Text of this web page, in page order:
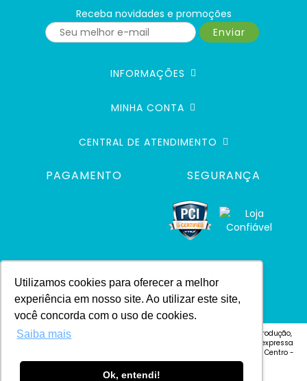
Utilizamos cookies para oferecer a melhor
experiência em nosso site. Ao utilizar este site,
você concorda com o uso de cookies.
Saiba mais
Ok, entendi!
Receba novidades e promoções
Enviar
INFORMAÇÕES
MINHA CONTA
CENTRAL DE ATENDIMENTO
PAGAMENTO SEGURANÇA
© 2024 Defacile. Todos os direitos reservados. É vedada qualquer reprodução,
total ou parcial, de qualquer elemento de identidade, ou textos, sem expressa
autorização Defacile - Endereço: Rua Cel. José Vitoriano Vilas Bôas, 4 - Centro -
CEP 18600-130 - Botucatu-SP